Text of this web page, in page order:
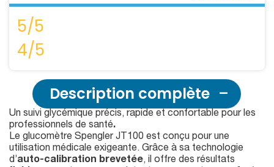
5/5
4/5
Description complète
Un suivi glycémique précis, rapide et confortable pour les
professionnels de santé.
Le glucomètre Spengler JT100 est conçu pour une
utilisation médicale exigeante. Grâce à sa technologie
d’auto-calibration brevetée, il offre des résultats